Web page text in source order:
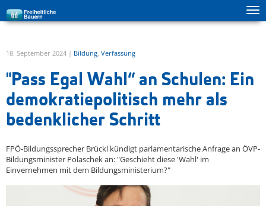
zur Hauptnavigation springen
zum Inhalt springen
18. September 2024 | Bildung, Verfassung
"Pass Egal Wahl“ an Schulen: Ein
demokratiepolitisch mehr als
bedenklicher Schritt
FPÖ-Bildungssprecher Brückl kündigt parlamentarische Anfrage an ÖVP-
Bildungsminister Polaschek an: "Geschieht diese 'Wahl' im
Einvernehmen mit dem Bildungsministerium?"